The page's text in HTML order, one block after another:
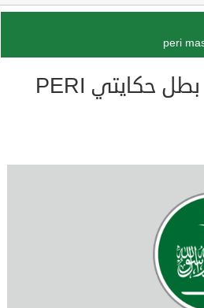
تعرف على الفلم التركي بطل حكايتي PERI